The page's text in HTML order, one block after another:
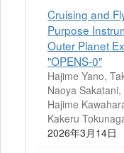
Cruising and
Purpose
Outer Planet
"OPENS-0"
Hajime Yano,
Naoya
Hajime
Kakeru
2026年3月14日